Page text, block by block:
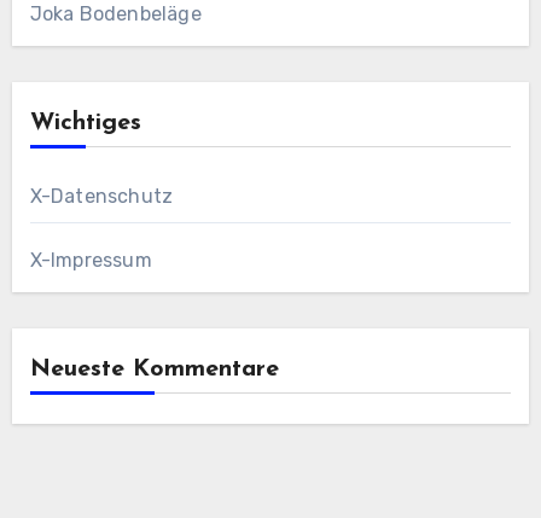
Joka Bodenbeläge
Wichtiges
X-Datenschutz
X-Impressum
Neueste Kommentare